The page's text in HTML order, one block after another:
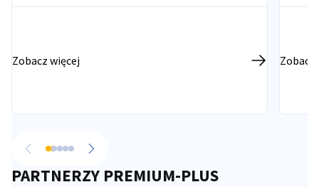
Zobacz więcej Zobacz
Powrót Przejdź do następnego
PARTNERZY PREMIUM-PLUS